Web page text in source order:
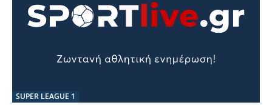
SUPER LEAGUE 1